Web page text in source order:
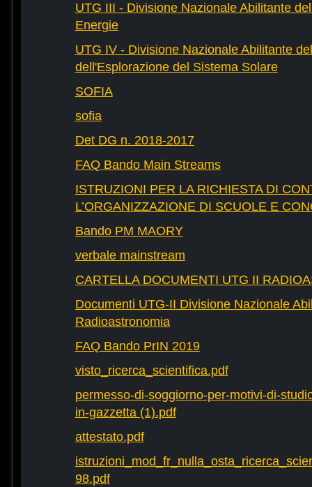
UTG III - Divisione Nazionale Abilitante
Energie
UTG IV - Divisione Nazionale Abilitante
dell'Esplorazione del Sistema Solare
SOFIA
sofia
Det DG n. 2018-2017
FAQ Bando Main Streams
ISTRUZIONI PER LA RICHIESTA DI
L’ORGANIZZAZIONE DI SCUOLE E
Bando PM MAORY
verbale mainstream
CARTELLA DOCUMENTI UTG II
Documenti UTG-II Divisione Nazionale
Radioastronomia
FAQ Bando PrIN 2019
visto_ricerca_scientifica.pdf
permesso-di-soggiorno-per-motivi-di-
in-gazzetta (1).pdf
attestato.pdf
98.pdf